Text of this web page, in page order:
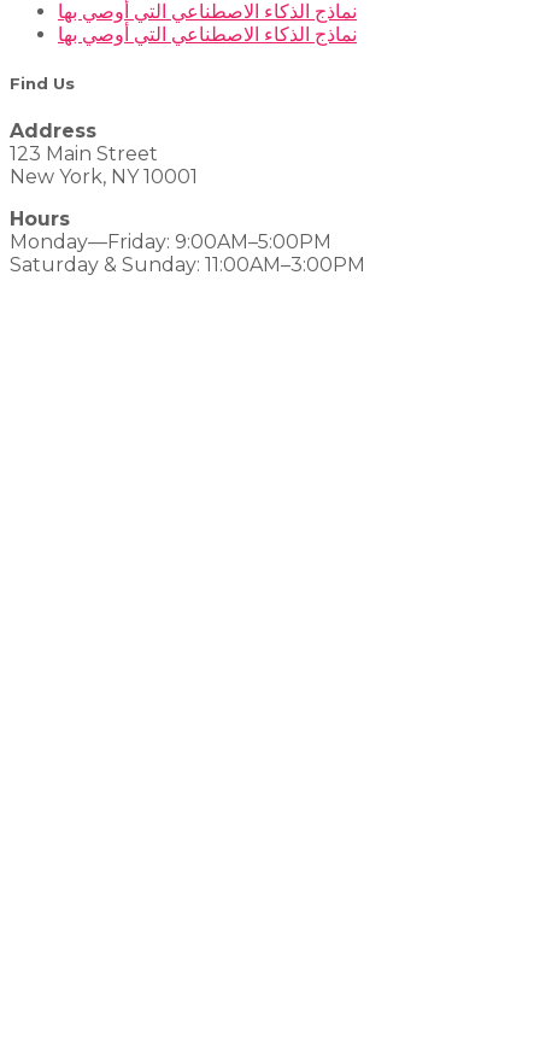
نماذج الذكاء الاصطناعي التي أوصي بها
نماذج الذكاء الاصطناعي التي أوصي بها
Find Us
Address
123 Main Street
New York, NY 10001
Hours
Monday—Friday: 9:00AM–5:00PM
Saturday & Sunday: 11:00AM–3:00PM